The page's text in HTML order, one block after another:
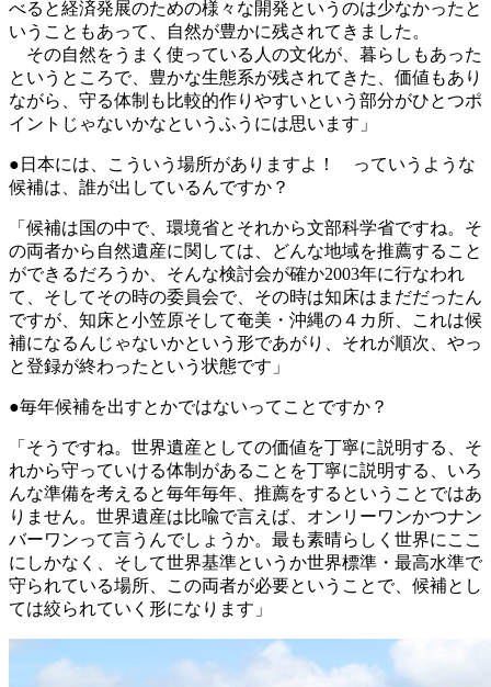
べると経済発展のための様々な開発というのは少なかったと
いうこともあって、自然が豊かに残されてきました。
その自然をうまく使っている人の文化が、暮らしもあった
というところで、豊かな生態系が残されてきた、価値もあり
ながら、守る体制も比較的作りやすいという部分がひとつポ
イントじゃないかなというふうには思います」
●日本には、こういう場所がありますよ！ っていうような
候補は、誰が出しているんですか？
「候補は国の中で、環境省とそれから文部科学省ですね。そ
の両者から自然遺産に関しては、どんな地域を推薦すること
ができるだろうか、そんな検討会が確か2003年に行なわれ
て、そしてその時の委員会で、その時は知床はまだだったん
ですが、知床と小笠原そして奄美・沖縄の４カ所、これは候
補になるんじゃないかという形であがり、それが順次、やっ
と登録が終わったという状態です」
●毎年候補を出すとかではないってことですか？
「そうですね。世界遺産としての価値を丁寧に説明する、そ
れから守っていける体制があることを丁寧に説明する、いろ
んな準備を考えると毎年毎年、推薦をするということではあ
りません。世界遺産は比喩で言えば、オンリーワンかつナン
バーワンって言うんでしょうか。最も素晴らしく世界にここ
にしかなく、そして世界基準というか世界標準・最高水準で
守られている場所、この両者が必要ということで、候補とし
ては絞られていく形になります」